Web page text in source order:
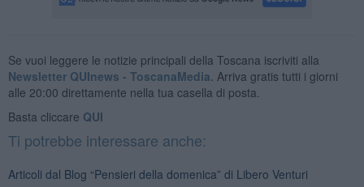
Se vuoi leggere le notizie principali della Toscana iscriviti alla
Newsletter QUInews - ToscanaMedia. Arriva gratis tutti i giorni
alle 20:00 direttamente nella tua casella di posta.
Basta cliccare QUI
Ti potrebbe interessare anche:
Articoli dal Blog “Pensieri della domenica” di Libero Venturi